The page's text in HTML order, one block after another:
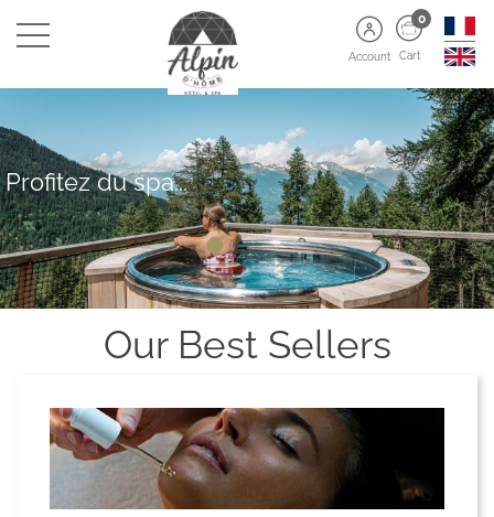
Account
0
Cart
Profitez du spa...
Our Best Sellers